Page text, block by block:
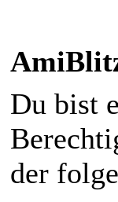
Du bist
der